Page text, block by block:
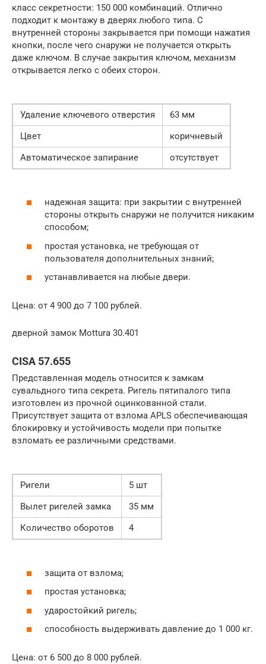
класс секретности: 150 000 комбинаций. Отлично
подходит к монтажу в дверях любого типа. С
внутренней стороны закрывается при помощи нажатия
кнопки, после чего снаружи не получается открыть
даже ключом. В случае закрытия ключом, механизм
открывается легко с обеих сторон.
Удаление ключевого отверстия
63 мм
Цвет
коричневый
Автоматическое запирание
отсутствует
надежная защита: при закрытии с внутренней
стороны открыть снаружи не получится никаким
способом;
простая установка, не требующая от
пользователя дополнительных знаний;
устанавливается на любые двери.
Цена: от 4 900 до 7 100 рублей.
дверной замок Mottura 30.401
CISA 57.655
Представленная модель относится к замкам
сувальдного типа секрета. Ригель пятипалого типа
изготовлен из прочной оцинкованной стали.
Присутствует защита от взлома APLS обеспечивающая
блокировку и устойчивость модели при попытке
взломать ее различными средствами.
Ригели
5 шт
Вылет ригелей замка
35 мм
Количество оборотов
4
защита от взлома;
простая установка;
ударостойкий ригель;
способность выдерживать давление до 1 000 кг.
Цена: от 6 500 до 8 000 рублей.